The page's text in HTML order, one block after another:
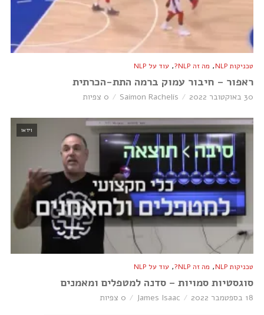
טכניקות NLP , מה זה NLP? , עוד על NLP
ראפור – חיבור עמוק ברמה התת-הכרתית
30 באוקטובר 2022 Saimon Rachelis 0 צפיות
וידאו
טכניקות NLP , מה זה NLP? , עוד על NLP
סוגסטיות סמויות – סדנה למטפלים ומאמנים
18 בספטמבר 2022 James Isaac 0 צפיות